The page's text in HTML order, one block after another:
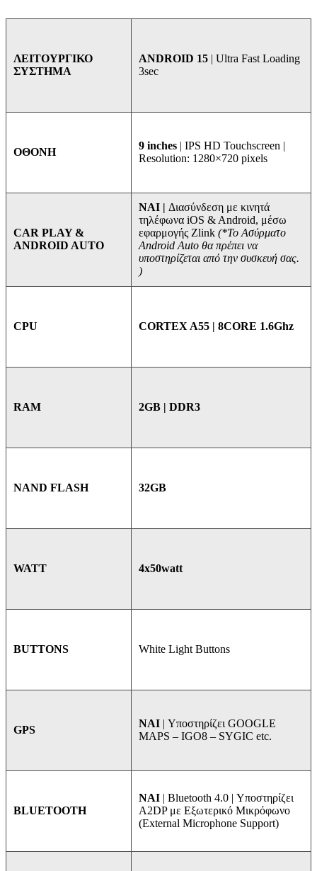
ΛΕΙΤΟΥΡΓΙΚΟ
ΣΥΣΤΗΜΑ
ANDROID 15 | Ultra Fast Loading
3sec
ΟΘΟΝΗ
9 inches | IPS HD Touchscreen |
Resolution: 1280×720 pixels
CAR PLAY &
ANDROID AUTO
ΝΑΙ | Διασύνδεση με κινητά
τηλέφωνα iOS & Android, μέσω
εφαρμογής Zlink (*Το Ασύρματο
Android Auto θα πρέπει να
υποστηρίζεται από την συσκευή σας.
)
CPU CORTEX A55 | 8CORE 1.6Ghz
RAM 2GB | DDR3
NAND FLASH 32GB
WATT 4x50watt
BUTTONS White Light Buttons
GPS
NAI | Υποστηρίζει GOOGLE
MAPS – IGO8 – SYGIC etc.
BLUETOOTH
ΝΑΙ | Bluetooth 4.0 | Υποστηρίζει
A2DP με Εξωτερικό Μικρόφωνο
(External Microphone Support)